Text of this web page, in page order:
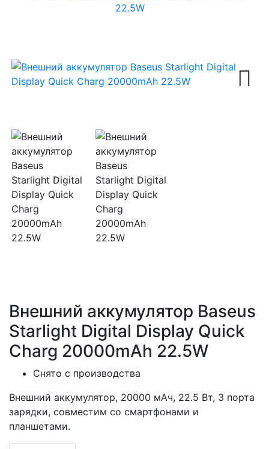
22.5W
Внешний аккумулятор Baseus
Starlight Digital Display Quick
Charg 20000mAh 22.5W
Снято с производства
Внешний аккумулятор, 20000 мАч, 22.5 Вт, 3 порта
зарядки, совместим со смартфонами и
планшетами.